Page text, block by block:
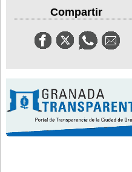
Compartir